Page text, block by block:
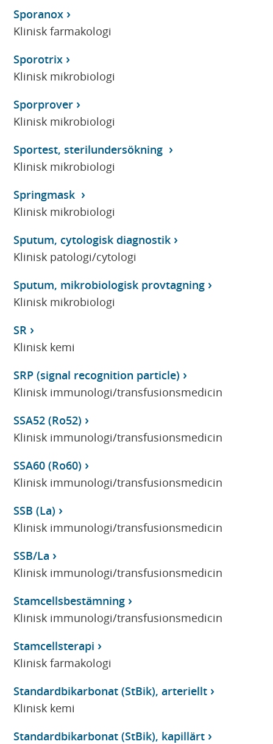
Sporanox
Klinisk farmakologi
Sporotrix
Klinisk mikrobiologi
Sporprover
Klinisk mikrobiologi
Sportest, sterilundersökning
Klinisk mikrobiologi
Springmask
Klinisk mikrobiologi
Sputum, cytologisk diagnostik
Klinisk patologi/cytologi
Sputum, mikrobiologisk provtagning
Klinisk mikrobiologi
SR
Klinisk kemi
SRP (signal recognition particle)
Klinisk immunologi/transfusionsmedicin
SSA52 (Ro52)
Klinisk immunologi/transfusionsmedicin
SSA60 (Ro60)
Klinisk immunologi/transfusionsmedicin
SSB (La)
Klinisk immunologi/transfusionsmedicin
SSB/La
Klinisk immunologi/transfusionsmedicin
Stamcellsbestämning
Klinisk immunologi/transfusionsmedicin
Stamcellsterapi
Klinisk farmakologi
Standardbikarbonat (StBik), arteriellt
Klinisk kemi
Standardbikarbonat (StBik), kapillärt